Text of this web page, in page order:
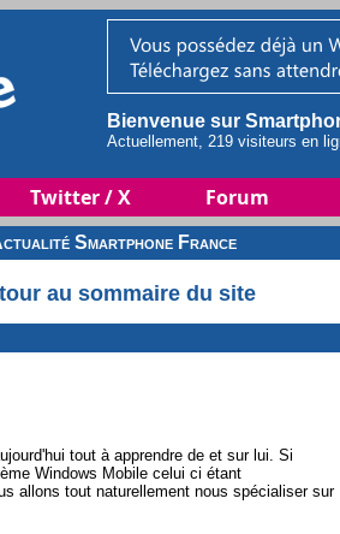
Bienvenue sur
Actuellement, 219 visiteurs en
Twitter / X Forum
Smartphone France
au sommaire du site
tout à apprendre de et sur lui. Si
Windows Mobile celui ci étant
allons tout naturellement nous spécialiser sur